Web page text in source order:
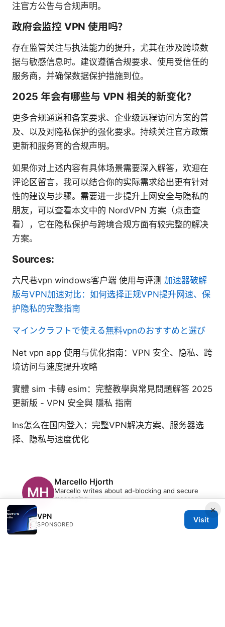
注官方公告与合规声明。
政府会监控 VPN 使用吗？
存在监管关注与执法能力的提升，尤其在涉及跨境数
据与敏感信息时。建议遵循合规要求、使用受信任的
服务商，并确保数据保护措施到位。
2025 年会有哪些与 VPN 相关的新变化？
更多合规通道和备案要求、企业级远程访问方案的普
及、以及对隐私保护的强化要求。持续关注官方政策
更新和服务商的合规声明。
如果你对上述内容有具体场景需要深入解答，欢迎在
评论区留言，我可以结合你的实际需求给出更有针对
性的建议与步骤。需要进一步提升上网安全与隐私的
朋友，可以查看本文中的 NordVPN 方案（点击查
看），它在隐私保护与跨境合规方面有较完整的解决
方案。
Sources:
六尺巷vpn windows客户端 使用与评测 加速器破解
版与VPN加速对比：如何选择正规VPN提升网速、保
护隐私的完整指南
マインクラフトで使える無料vpnのおすすめと選び
Net vpn app 使用与优化指南：VPN 安全、隐私、跨
境访问与速度提升攻略
實體 sim 卡轉 esim：完整教學與常見問題解答 2025
更新版 - VPN 安全與 隱私 指南
Ins怎么在国内登入：完整VPN解决方案、服务器选
择、隐私与速度优化
Marcello Hjorth
Marcello writes about ad-blocking and secure
messaging.
×
VPN
SPONSORED
Visit